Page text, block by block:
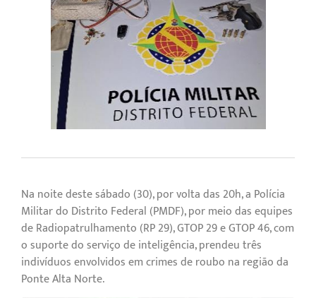
Na noite deste sábado (30), por volta das 20h, a Polícia
Militar do Distrito Federal (PMDF), por meio das equipes
de Radiopatrulhamento (RP 29), GTOP 29 e GTOP 46, com
o suporte do serviço de inteligência, prendeu três
indivíduos envolvidos em crimes de roubo na região da
Ponte Alta Norte.